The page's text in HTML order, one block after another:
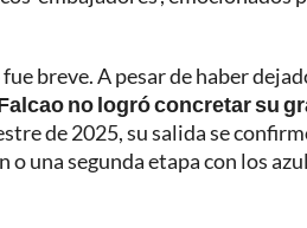
breve. A pesar de haber
no logró concretar su
de 2025, su salida se
una segunda etapa con los